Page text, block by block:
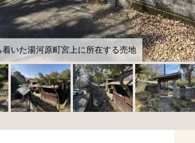
着いた湯河原町宮上に所在する売地